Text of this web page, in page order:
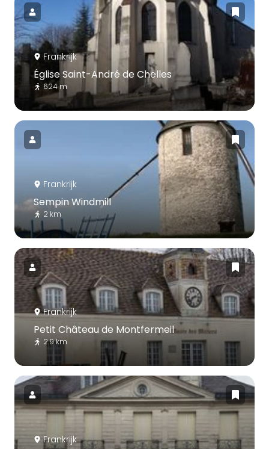
Frankrijk
Église Saint-André de Chelles
624 m
Frankrijk
Sempin Windmill
2 km
Frankrijk
Petit Château de Montfermeil
2.9 km
Frankrijk